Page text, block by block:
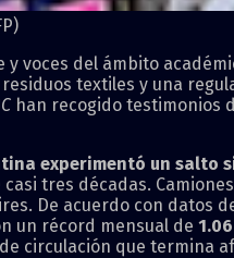
y voces del ámbito
textiles y una
han recogido testimonios
experimentó un salto
tres décadas.
De acuerdo con datos
un récord mensual de
circulación que termina